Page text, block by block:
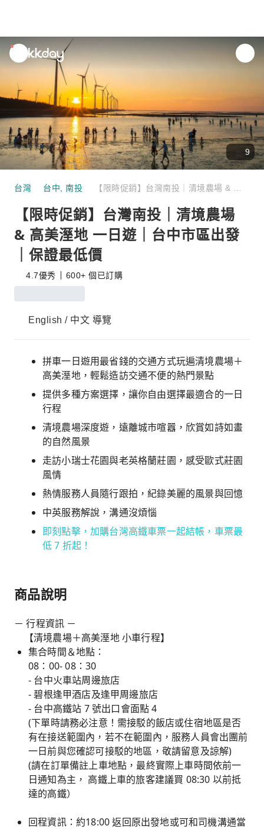
unread
notifications
9
台灣 台中 南投
【限時促銷】台灣南投｜清境農場
& 高美溼地 一日遊｜台中市區出發
｜保證最低價
4.7優秀 600+ 個已訂購
English / 中文 導覽
拼車一日遊用最省錢的交通方式玩遍清境農場＋
高美溼地，輕鬆造訪交通不便的熱門景點
提供多種方案選擇，讓你自由選擇最適合的一日
行程
清境農場深度遊，遠離城市喧囂，欣賞如詩如畫
的自然風景
走訪小瑞士花園與老英格蘭莊園，感受歐式莊園
風情
熱情服務人員隨行跟拍，紀錄美麗的風景與回憶
中英服務解說，溝通沒煩惱
即刻點擊，加購台灣高鐵車票一起結帳，車票最
低 7 折起！
商品說明
－ 行程資訊 －
【清境農場＋高美溼地 小車行程】
集合時間＆地點：
08：00- 08：30
- 台中火車站周邊旅店
- 碧根逢甲酒店及逢甲周邊旅店
- 台中高鐵站 7 號出口會面點 4
(下單時請務必注意！需接駁的飯店或住宿地區是否
有在接送範圍內，若不在範圍內，服務人員會出團前
一日前與您確認可接駁的地區，敬請留意及諒解)
(請在訂單備註上車地點，最終實際上車時間依前一
日通知為主， 高鐵上車的旅客建議買 08:30 以前抵
達的高鐵）
回程資訊：約18:00 返回原出發地或可和司機溝通當